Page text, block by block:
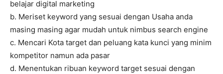
belajar digital marketing
b. Meriset keyword yang sesuai dengan Usaha anda
masing masing agar mudah untuk nimbus search engine
c. Mencari Kota target dan peluang kata kunci yang minim
kompetitor namun ada pasar
d. Menentukan ribuan keyword target sesuai dengan